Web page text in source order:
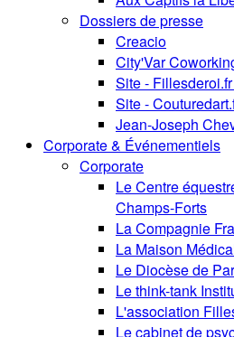
Dossiers de presse
Creacio
City'Var
Site -
Site -
Jean-Joseph
Corporate & Événementiels
Corporate
Le Centre
Champs-Forts
La Compagnie
La Maison
Le Diocèse de
Le think-tank
L'association
Le cabinet de